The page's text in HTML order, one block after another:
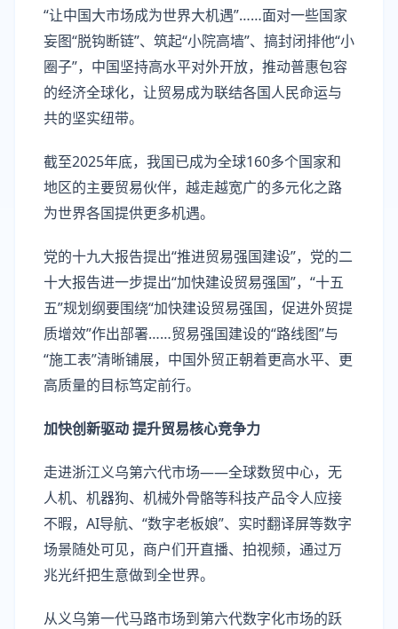
“让中国大市场成为世界大机遇”……面对一些国家
妄图“脱钩断链”、筑起“小院高墙”、搞封闭排他“小
圈子”，中国坚持高水平对外开放，推动普惠包容
的经济全球化，让贸易成为联结各国人民命运与
共的坚实纽带。
截至2025年底，我国已成为全球160多个国家和
地区的主要贸易伙伴，越走越宽广的多元化之路
为世界各国提供更多机遇。
党的十九大报告提出“推进贸易强国建设”，党的二
十大报告进一步提出“加快建设贸易强国”，“十五
五”规划纲要围绕“加快建设贸易强国，促进外贸提
质增效”作出部署……贸易强国建设的“路线图”与
“施工表”清晰铺展，中国外贸正朝着更高水平、更
高质量的目标笃定前行。
加快创新驱动 提升贸易核心竞争力
走进浙江义乌第六代市场——全球数贸中心，无
人机、机器狗、机械外骨骼等科技产品令人应接
不暇，AI导航、“数字老板娘”、实时翻译屏等数字
场景随处可见，商户们开直播、拍视频，通过万
兆光纤把生意做到全世界。
从义乌第一代马路市场到第六代数字化市场的跃